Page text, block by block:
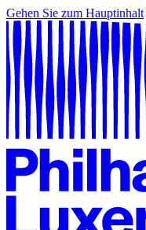
Gehen Sie zum Hauptinhalt